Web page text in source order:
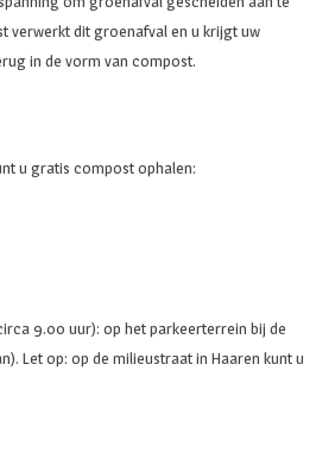
verwerkt dit groenafval en u krijgt uw
in de vorm van compost.
u gratis compost ophalen:
9.00 uur): op het parkeerterrein bij de
Let op: op de milieustraat in Haaren kunt u